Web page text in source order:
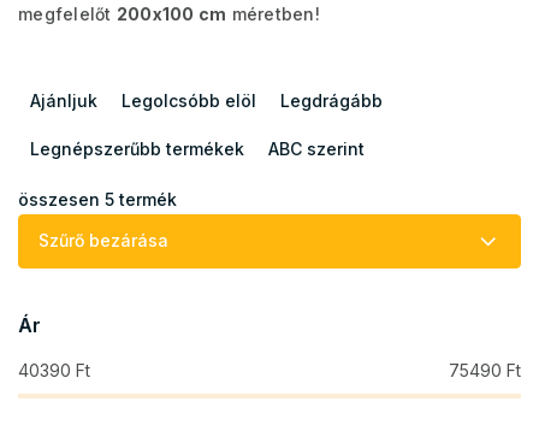
megfelelőt 200x100 cm méretben!
e
m
k
e
n
d
e
Ajánljuk Legolcsóbb elöl Legdrágább
Legnépszerűbb termékek ABC szerint
összesen 5termék
Szűrő bezárása
Ár
40390 Ft 75490 Ft